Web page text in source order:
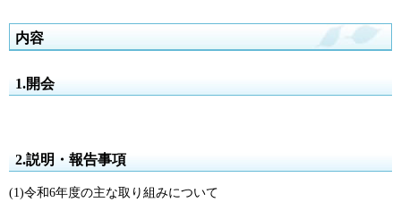
内容
1.開会
2.説明・報告事項
(1)令和6年度の主な取り組みについて